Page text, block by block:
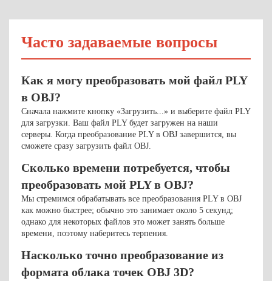
Часто задаваемые вопросы
Как я могу преобразовать мой файл PLY
в OBJ?
Сначала нажмите кнопку «Загрузить...» и выберите файл PLY
для загрузки. Ваш файл PLY будет загружен на наши
серверы. Когда преобразование PLY в OBJ завершится, вы
сможете сразу загрузить файл OBJ.
Сколько времени потребуется, чтобы
преобразовать мой PLY в OBJ?
Мы стремимся обрабатывать все преобразования PLY в OBJ
как можно быстрее; обычно это занимает около 5 секунд;
однако для некоторых файлов это может занять больше
времени, поэтому наберитесь терпения.
Насколько точно преобразование из
формата облака точек OBJ 3D?